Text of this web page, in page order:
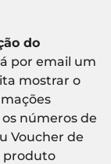
do
por email um
mostrar o
números de
Voucher de
produto